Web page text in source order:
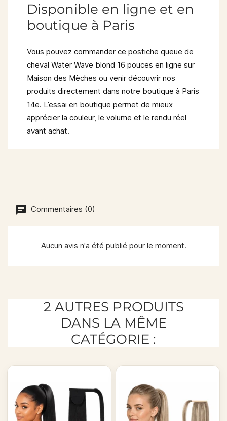
Disponible en ligne et en
boutique à Paris
Vous pouvez commander ce postiche queue de
cheval Water Wave blond 16 pouces en ligne sur
Maison des Mèches ou venir découvrir nos
produits directement dans notre boutique à Paris
14e. L’essai en boutique permet de mieux
apprécier la couleur, le volume et le rendu réel
avant achat.
Commentaires (0)
Aucun avis n'a été publié pour le moment.
2 AUTRES PRODUITS
DANS LA MÊME
CATÉGORIE :